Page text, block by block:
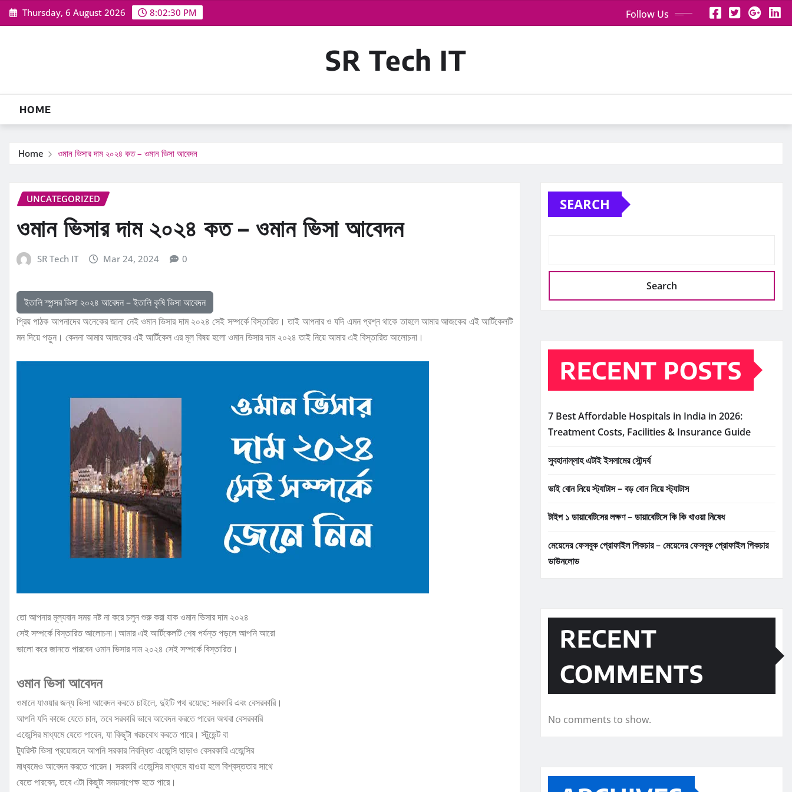
Skip
to
Thursday, 6 August 2026 8:02:30 PM Follow Us
SR Tech IT
HOME
Home ওমান ভিসার দাম ২০২৪ কত – ওমান ভিসা আবেদন
UNCATEGORIZED
ওমান ভিসার দাম ২০২৪ কত – ওমান ভিসা আবেদন
SR Tech IT Mar 24, 2024 0
ইতালি স্পন্সর ভিসা ২০২৪ আবেদন – ইতালি কৃষি ভিসা আবেদন
প্রিয় পাঠক আপনাদের অনেকের জানা নেই ওমান ভিসার দাম ২০২৪ সেই সম্পর্কে বিস্তারিত। তাই আপনার ও যদি এমন প্রশ্ন থাকে তাহলে আমার আজকের এই আর্টিকেলটি
মন দিয়ে পড়ুন। কেননা আমার আজকের এই আর্টিকেল এর মূল বিষয় হলো ওমান ভিসার দাম ২০২৪ তাই নিয়ে আমার এই বিস্তারিত আলোচনা।
তো আপনার মূল্যবান সময় নষ্ট না করে চলুন শুরু করা যাক ওমান ভিসার দাম ২০২৪
সেই সম্পর্কে বিস্তারিত আলোচনা।আমার এই আর্টিকেলটি শেষ পর্যন্ত পড়লে আপনি আরো
ভালো করে জানতে পারবেন ওমান ভিসার দাম ২০২৪ সেই সম্পর্কে বিস্তারিত।
ওমান ভিসা আবেদন
ওমানে যাওয়ার জন্য ভিসা আবেদন করতে চাইলে, দুইটি পথ রয়েছে: সরকারি এবং বেসরকারি।
আপনি যদি কাজে যেতে চান, তবে সরকারি ভাবে আবেদন করতে পারেন অথবা বেসরকারি
এজেন্সির মাধ্যমে যেতে পারেন, যা কিছুটা খরচবোধ করতে পারে। স্টুডেন্ট বা
ট্যুরিস্ট ভিসা প্রয়োজনে আপনি সরকার নিবন্ধিত এজেন্সি ছাড়াও বেসরকারি এজেন্সির
মাধ্যমেও আবেদন করতে পারেন। সরকারি এজেন্সির মাধ্যমে যাওয়া হলে বিশ্বস্ততার সাথে
যেতে পারবেন, তবে এটা কিছুটা সময়সাপেক্ষ হতে পারে।
SEARCH
Search
RECENT POSTS
7 Best Affordable Hospitals in India in 2026:
Treatment Costs, Facilities & Insurance Guide
সুবহানাল্লাহ এটাই ইসলামের সৌন্দর্য
ভাই বোন নিয়ে স্ট্যাটাস – বড় বোন নিয়ে স্ট্যাটাস
টাইপ ১ ডায়াবেটিসের লক্ষণ – ডায়াবেটিসে কি কি খাওয়া নিষেধ
মেয়েদের ফেসবুক প্রোফাইল পিকচার – মেয়েদের ফেসবুক প্রোফাইল পিকচার
ডাউনলোড
RECENT
COMMENTS
No comments to show.